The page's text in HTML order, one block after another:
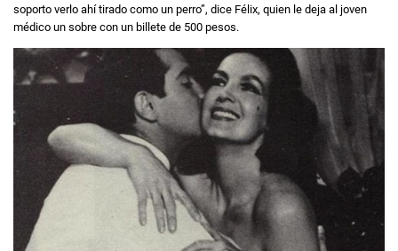
soporto verlo ahí tirado como un perro”, dice Félix, quien le deja al joven
médico un sobre con un billete de 500 pesos.